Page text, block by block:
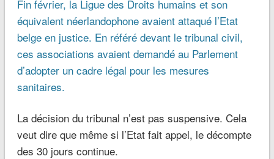
Fin février, la Ligue des Droits humains et son
équivalent néerlandophone avaient attaqué l’Etat
belge en justice. En référé devant le tribunal civil,
ces associations avaient demandé au Parlement
d’adopter un cadre légal pour les mesures
sanitaires.
La décision du tribunal n’est pas suspensive. Cela
veut dire que même si l’Etat fait appel, le décompte
des 30 jours continue.